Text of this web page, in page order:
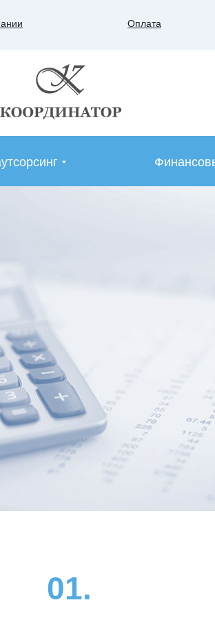
Оплата
01.